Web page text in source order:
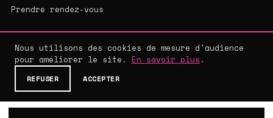
Prendre rendez-vous
© 2026 AMAGENCE - AGENCE WEB SUR-MESURE
MENTIONS LÉGALES ·CGV·
Nous utilisons des cookies de mesure d'audience
pour améliorer le site. En savoir plus .
REFUSER ACCEPTER